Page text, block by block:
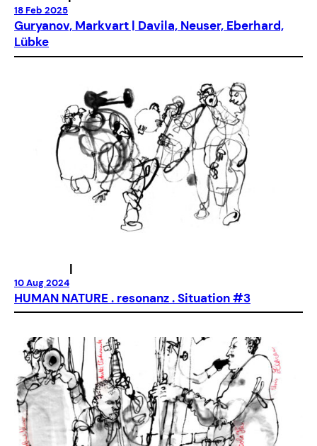
18 Feb 2025
Guryanov, Markvart | Davila, Neuser, Eberhard,
Lübke
10 Aug 2024
|
HUMAN NATURE . resonanz . Situation #3